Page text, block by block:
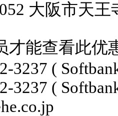
大阪市天
才能查看此优
3237 (
3237 (